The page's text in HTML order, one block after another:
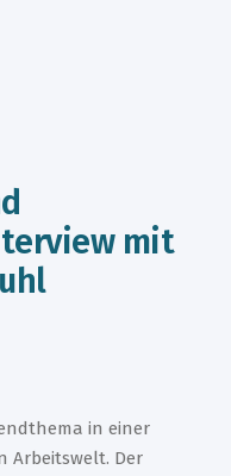
mit
in einer
Arbeitswelt. Der